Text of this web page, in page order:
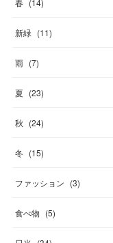
新緑 (11)
雨 (7)
夏 (23)
秋 (24)
冬 (15)
ファッション (3)
食べ物 (5)